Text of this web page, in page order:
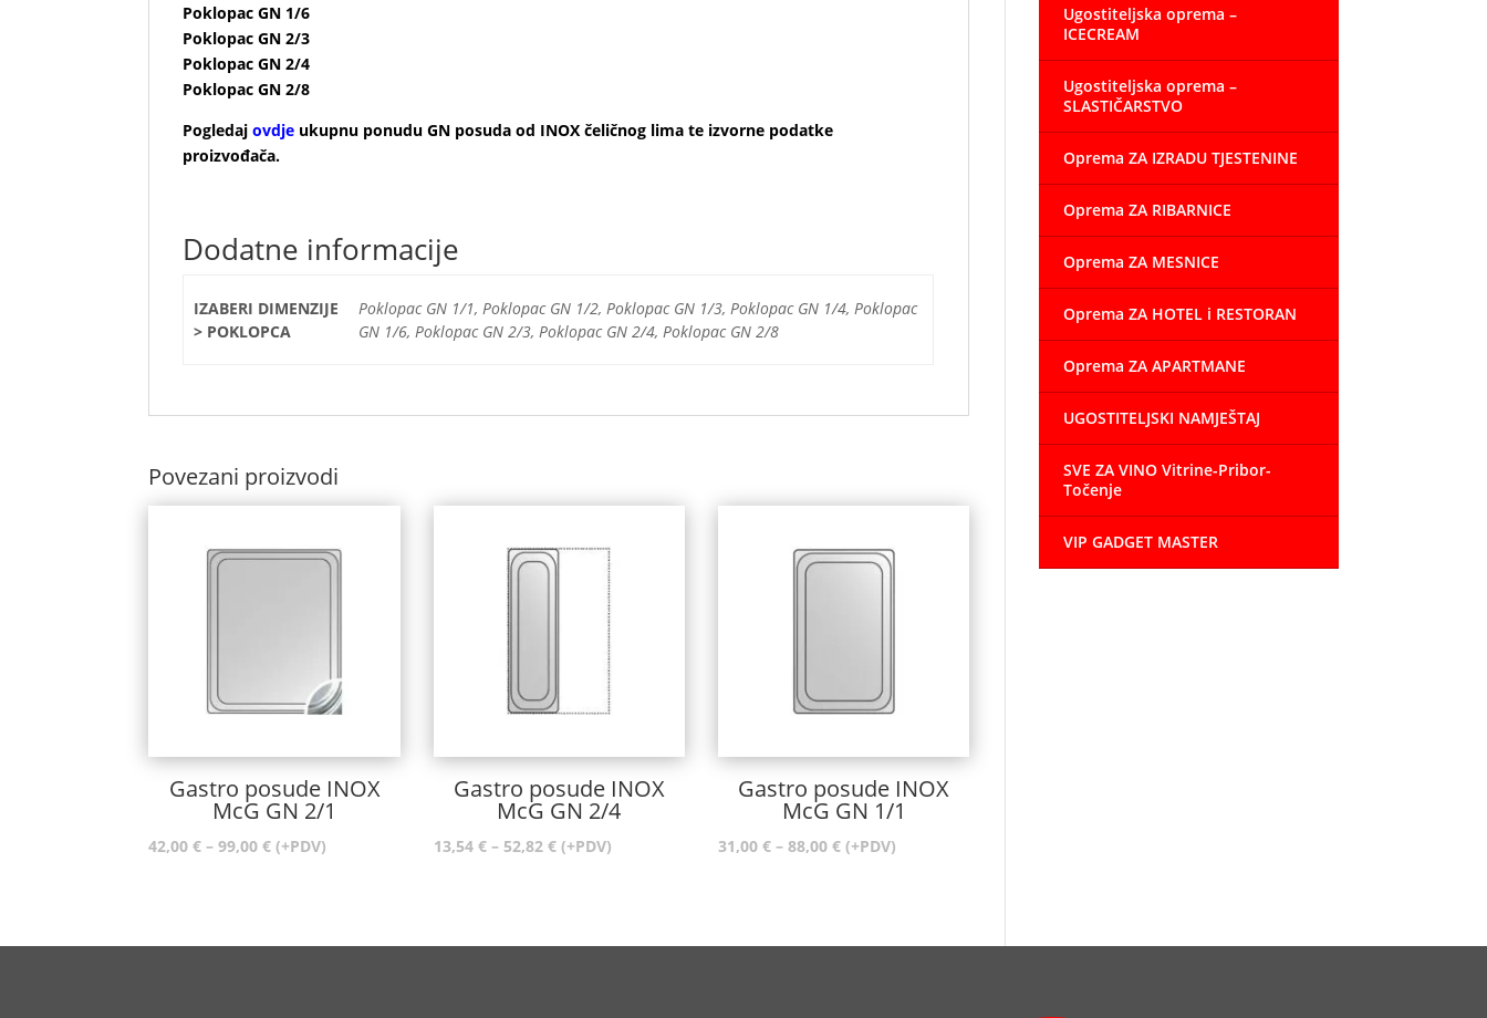
Poklopac GN 1/6
Poklopac GN 2/3
Poklopac GN 2/4
Poklopac GN 2/8
Pogledajovdje ukupnu ponudu GN posuda od INOX čeličnog lima te izvorne podatke
proizvođača.
Dodatne informacije
IZABERI DIMENZIJE
> POKLOPCA
Poklopac GN 1/1, Poklopac GN 1/2, Poklopac GN 1/3, Poklopac GN 1/4, Poklopac
GN 1/6, Poklopac GN 2/3, Poklopac GN 2/4, Poklopac GN 2/8
Povezani proizvodi
Gastro posude INOX
McG GN 2/1
42,00€ – 99,00€Raspon
do
(+PDV)
Gastro posude INOX
McG GN 2/4
13,54 € – 52,82 €Raspon
do
(+PDV)
Gastro posude INOX
McG GN 1/1
31,00 € – 88,00 €Raspon
do
(+PDV)
Ugostiteljska oprema –
ICECREAM
Ugostiteljska oprema –
SLASTIČARSTVO
Oprema ZA IZRADU TJESTENINE
Oprema ZA RIBARNICE
Oprema ZA MESNICE
Oprema ZA HOTEL i RESTORAN
Oprema ZA APARTMANE
UGOSTITELJSKI NAMJEŠTAJ
SVE ZA VINO Vitrine-Pribor-
Točenje
VIP GADGET MASTER